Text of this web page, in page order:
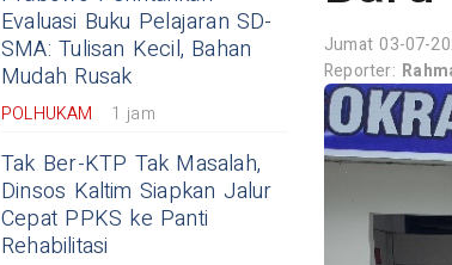
Evaluasi Buku Pelajaran SD-
SMA: Tulisan Kecil, Bahan
Mudah Rusak
POLHUKAM 1 jam
Tak Ber-KTP Tak Masalah,
Dinsos Kaltim Siapkan Jalur
Cepat PPKS ke Panti
Rehabilitasi
Jumat 03-07-
Reporter: